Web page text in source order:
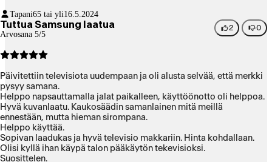
Tapani65 tai yli16.5.2024
Tuttua Samsung laatua
Arvosana 5/5
2 0
Päivitettiin televisiota uudempaan ja oli alusta selvää, että merkki
pysyy samana.
Helppo napsauttamalla jalat paikalleen, käyttöönotto oli helppoa.
Hyvä kuvanlaatu. Kaukosäädin samanlainen mitä meillä
ennestään, mutta hieman sirompana.
Helppo käyttää.
Sopivan laadukas ja hyvä televisio makkariin. Hinta kohdallaan.
Olisi kyllä ihan käypä talon pääkäytön tekevisioksi.
Suosittelen.